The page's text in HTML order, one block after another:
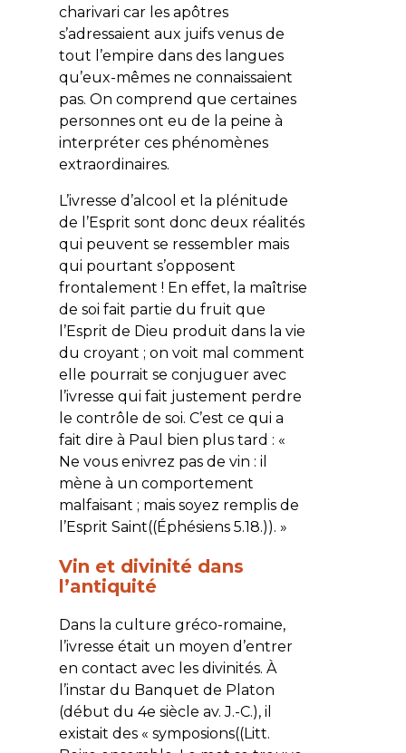
charivari car les apôtres
s’adressaient aux juifs venus de
tout l’empire dans des langues
qu’eux-mêmes ne connaissaient
pas. On comprend que certaines
personnes ont eu de la peine à
interpréter ces phénomènes
extraordinaires.
L’ivresse d’alcool et la plénitude
de l’Esprit sont donc deux réalités
qui peuvent se ressembler mais
qui pourtant s’opposent
frontalement ! En effet, la maîtrise
de soi fait partie du fruit que
l’Esprit de Dieu produit dans la vie
du croyant ; on voit mal comment
elle pourrait se conjuguer avec
l’ivresse qui fait justement perdre
le contrôle de soi. C’est ce qui a
fait dire à Paul bien plus tard : «
Ne vous enivrez pas de vin : il
mène à un comportement
malfaisant ; mais soyez remplis de
l’Esprit Saint((Éphésiens 5.18.)). »
Vin et divinité dans
l’antiquité
Dans la culture gréco-romaine,
l’ivresse était un moyen d’entrer
en contact avec les divinités. À
l’instar du Banquet de Platon
(début du 4e siècle av. J.-C.), il
existait des « symposions((Litt.